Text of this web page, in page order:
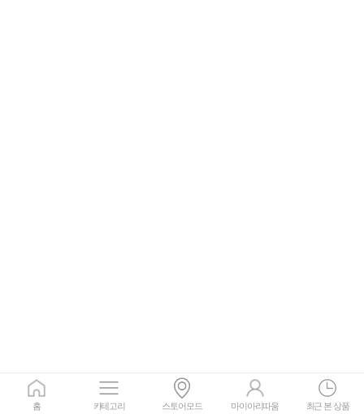
홈 카테고리 스토어모드 마이아리따움 최근 본 상품